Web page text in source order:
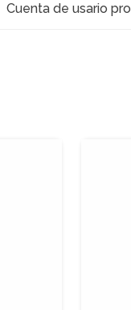
Cuenta de usario pro